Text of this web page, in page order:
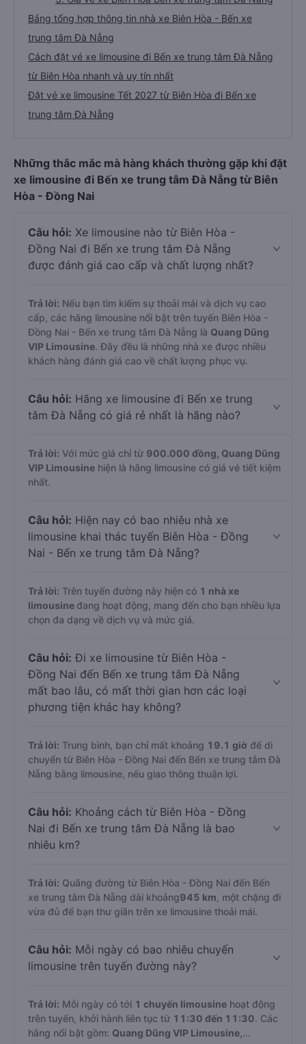
Bảng tổng hợp thông tin nhà xe Biên Hòa - Bến xe
trung tâm Đà Nẵng
Cách đặt vé xe limousine đi Bến xe trung tâm Đà Nẵng
từ Biên Hòa nhanh và uy tín nhất
Đặt vé xe limousine Tết 2027 từ Biên Hòa đi Bến xe
trung tâm Đà Nẵng
Những thắc mắc mà hàng khách thường gặp khi đặt
xe limousine đi Bến xe trung tâm Đà Nẵng từ Biên
Hòa - Đồng Nai
Câu hỏi: Xe limousine nào từ Biên Hòa -
Đồng Nai đi Bến xe trung tâm Đà Nẵng
được đánh giá cao cấp và chất lượng nhất?
Trả lời: Nếu bạn tìm kiếm sự thoải mái và dịch vụ cao
cấp, các hãng limousine nổi bật trên tuyến Biên Hòa -
Đồng Nai - Bến xe trung tâm Đà Nẵng là Quang Dũng
VIP Limousine. Đây đều là những nhà xe được nhiều
khách hàng đánh giá cao về chất lượng phục vụ.
Câu hỏi: Hãng xe limousine đi Bến xe trung
tâm Đà Nẵng có giá rẻ nhất là hãng nào?
Trả lời: Với mức giá chỉ từ 900.000 đồng, Quang Dũng
VIP Limousine hiện là hãng limousine có giá vé tiết kiệm
nhất.
Câu hỏi: Hiện nay có bao nhiêu nhà xe
limousine khai thác tuyến Biên Hòa - Đồng
Nai - Bến xe trung tâm Đà Nẵng?
Trả lời: Trên tuyến đường này hiện có 1 nhà xe
limousine đang hoạt động, mang đến cho bạn nhiều lựa
chọn đa dạng về dịch vụ và mức giá.
Câu hỏi: Đi xe limousine từ Biên Hòa -
Đồng Nai đến Bến xe trung tâm Đà Nẵng
mất bao lâu, có mất thời gian hơn các loại
phương tiện khác hay không?
Trả lời: Trung bình, bạn chỉ mất khoảng 19.1 giờ để di
chuyển từ Biên Hòa - Đồng Nai đến Bến xe trung tâm Đà
Nẵng bằng limousine, nếu giao thông thuận lợi.
Câu hỏi: Khoảng cách từ Biên Hòa - Đồng
Nai đi Bến xe trung tâm Đà Nẵng là bao
nhiêu km?
Trả lời: Quãng đường từ Biên Hòa - Đồng Nai đến Bến
xe trung tâm Đà Nẵng dài khoảng945 km , một chặng đi
vừa đủ để bạn thư giãn trên xe limousine thoải mái.
Câu hỏi: Mỗi ngày có bao nhiêu chuyến
limousine trên tuyến đường này?
Trả lời: Mỗi ngày có tới 1 chuyến limousine hoạt động
trên tuyến, khởi hành liên tục từ 11:30 đến 11:30. Các
hãng nổi bật gồm: Quang Dũng VIP Limousine ,...